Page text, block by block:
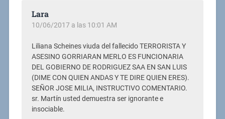
Lara
10/06/2017 a las 10:01 AM
Liliana Scheines viuda del fallecido TERRORISTA Y
ASESINO GORRIARAN MERLO ES FUNCIONARIA
DEL GOBIERNO DE RODRIGUEZ SAA EN SAN LUIS
(DIME CON QUIEN ANDAS Y TE DIRE QUIEN ERES).
SEÑOR JOSE MILIA, INSTRUCTIVO COMENTARIO.
sr. Martín usted demuestra ser ignorante e
insociable.